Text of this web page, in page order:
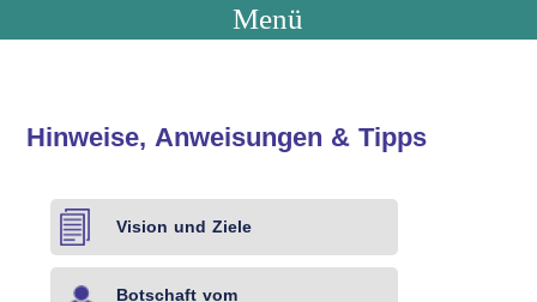
Menü
Hinweise, Anweisungen & Tipps
Vision und Ziele
Botschaft vom
H-
Wiederbelebung
Fett
Abnehmen
Tipps
Gedächtnis
Stärken
Tipps
Immunsystem
Stärken
Tipps